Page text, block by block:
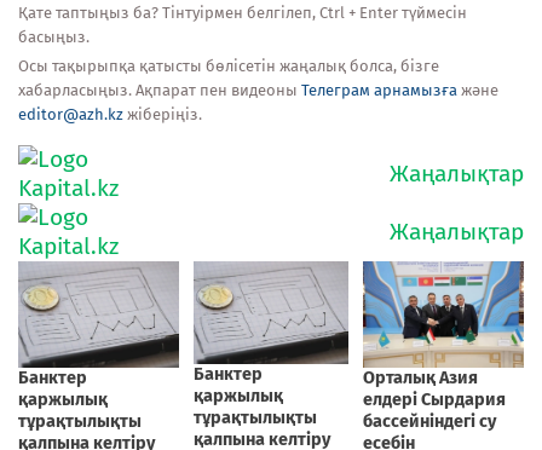
Қате таптыңыз ба? Тінтуірмен белгілеп, Ctrl + Enter түймесін
басыңыз.
Осы тақырыпқа қатысты бөлісетін жаңалық болса, бізге
хабарласыңыз. Ақпарат пен видеоны Телеграм арнамызға және
editor@azh.kz жіберіңіз.